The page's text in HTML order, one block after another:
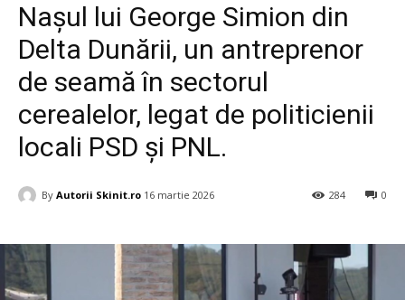
Nașul lui George Simion din
Delta Dunării, un antreprenor
de seamă în sectorul
cerealelor, legat de politicienii
locali PSD și PNL.
By Autorii Skinit.ro 16 martie 2026 0
284